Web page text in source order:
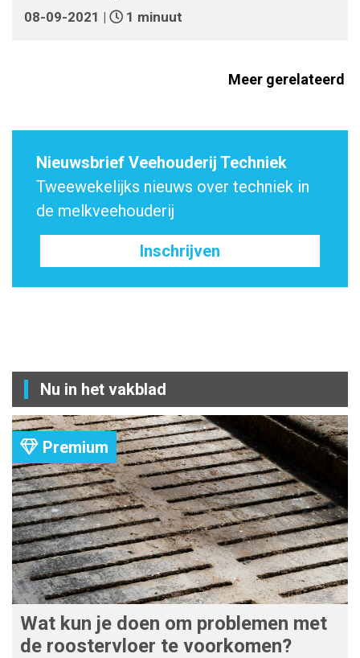
08-09-2021 | 1 minuut
Meer gerelateerd
Nieuwsbrief Veehouderij Techniek
Tweewekelijks nieuws over techniek in
de melkveehouderij
Inschrijven
Nu in het vakblad
Premium
Wat kun je doen om problemen met
de roostervloer te voorkomen?